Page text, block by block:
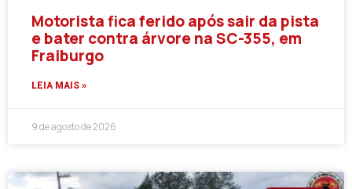
Motorista fica ferido após sair da pista
e bater contra árvore na SC-355, em
Fraiburgo
LEIA MAIS »
9 de agosto de 2026